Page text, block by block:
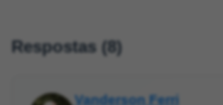
Respostas (8)
Vanderson Ferri